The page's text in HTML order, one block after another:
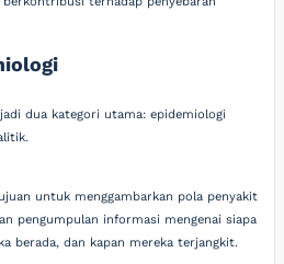
dua kategori utama: epidemiologi
untuk menggambarkan pola penyakit
pengumpulan informasi mengenai siapa
berada, dan kapan mereka terjangkit.